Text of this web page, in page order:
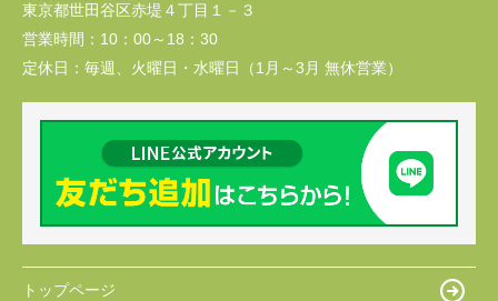
東京都世田谷区赤堤４丁目１－３
営業時間： 10：00～18：30
定休日： 毎週、火曜日・水曜日（1月～3月 無休営業）
トップページ